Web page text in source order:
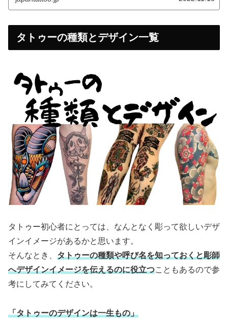
タトゥーの種類とデザイン一覧
タトゥー初心者にとっては、なんとなく彫って欲しいデザ
インイメージがあるかと思います。
そんなとき、 タトゥーの種類や呼び名を知っておくと彫師
へデザインイメージを伝えるのに役立つこともあるので参
考にしてみてください。
「タトゥーのデザインは一生もの」